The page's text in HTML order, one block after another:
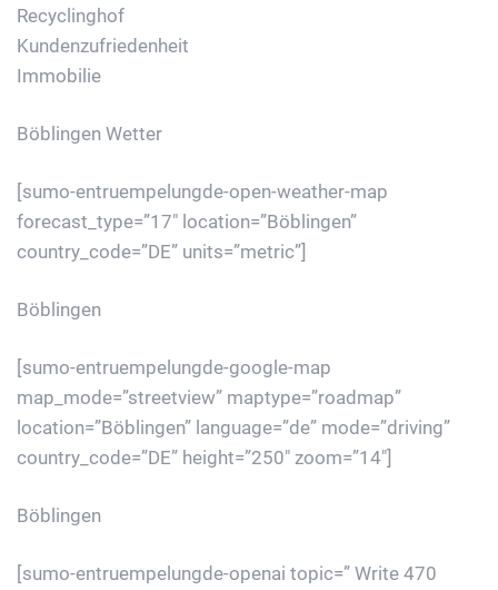
Recyclinghof
Kundenzufriedenheit
Immobilie
Böblingen Wetter
[sumo-entruempelungde-open-weather-map
forecast_type=”17″ location=”Böblingen”
country_code=”DE” units=”metric”]
Böblingen
[sumo-entruempelungde-google-map
map_mode=”streetview” maptype=”roadmap”
location=”Böblingen” language=”de” mode=”driving”
country_code=”DE” height=”250″ zoom=”14″]
Böblingen
[sumo-entruempelungde-openai topic=” Write 470